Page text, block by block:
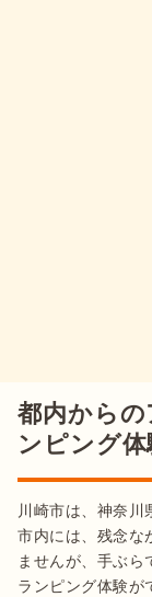
都内から
ンピング体
川崎市は、神奈川
市内には、残念な
ませんが、手ぶら
ランピング体験が